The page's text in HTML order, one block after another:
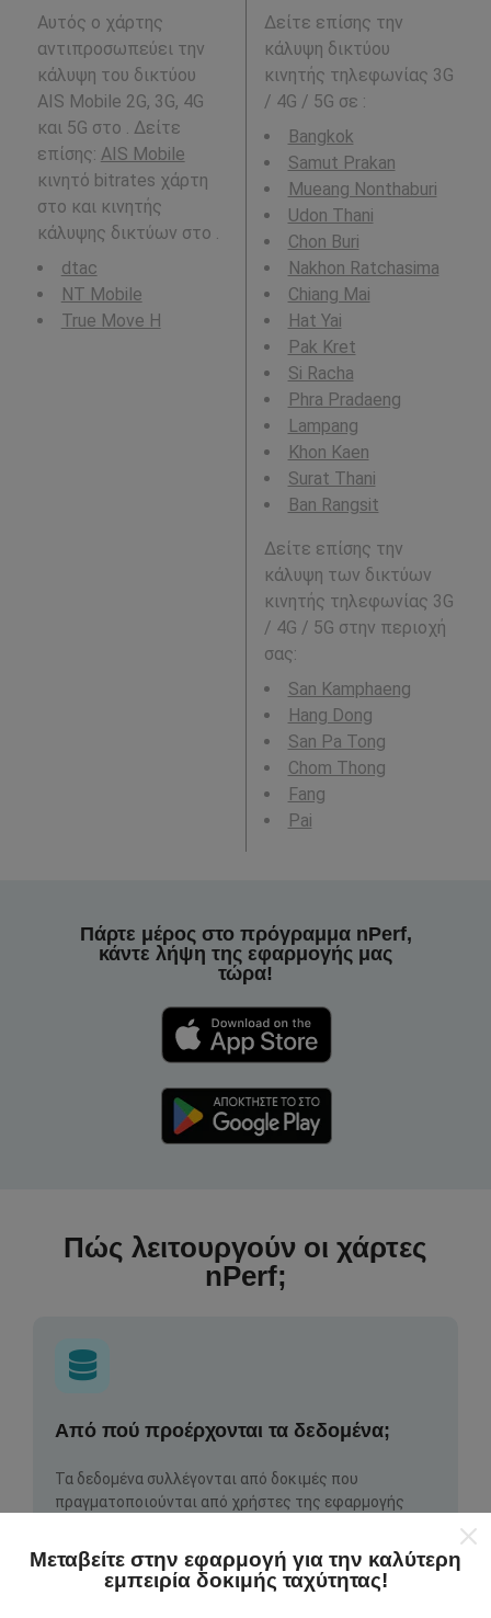
Αυτός ο χάρτης
αντιπροσωπεύει την
κάλυψη του δικτύου
AIS Mobile 2G, 3G, 4G
και 5G στο . Δείτε
επίσης: AIS Mobile
κινητό bitrates χάρτη
στο και κινητής
κάλυψης δικτύων στο .
dtac
NT Mobile
True Move H
Δείτε επίσης την
κάλυψη δικτύου
κινητής τηλεφωνίας 3G
/ 4G / 5G σε :
Bangkok
Samut Prakan
Mueang Nonthaburi
Udon Thani
Chon Buri
Nakhon Ratchasima
Chiang Mai
Hat Yai
Pak Kret
Si Racha
Phra Pradaeng
Lampang
Khon Kaen
Surat Thani
Ban Rangsit
Δείτε επίσης την
κάλυψη των δικτύων
κινητής τηλεφωνίας 3G
/ 4G / 5G στην περιοχή
σας:
San Kamphaeng
Hang Dong
San Pa Tong
Chom Thong
Fang
Pai
Πάρτε μέρος στο πρόγραμμα nPerf,
κάντε λήψη της εφαρμογής μας
τώρα!
Πώς λειτουργούν οι χάρτες
nPerf;
Από πού προέρχονται τα δεδομένα;
Τα δεδομένα συλλέγονται από δοκιμές που
πραγματοποιούνται από χρήστες της εφαρμογής
πραγματικές συνθήκες, απευθείας στο πεδίο. Αν
θέλετε να συμμετάσχετε επίσης, το μόνο που έχετε
να κάνετε είναι να κατεβάσετε την εφαρμογή nPerf
Μεταβείτε στην εφαρμογή για την καλύτερη
εμπειρία δοκιμής ταχύτητας!